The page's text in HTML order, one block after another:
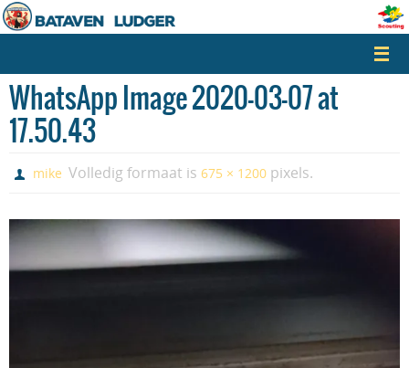
Naar
de
springen
WhatsApp Image 2020-03-07 at
17.50.43
mike Volledig formaat is675 × 1200 pixels.